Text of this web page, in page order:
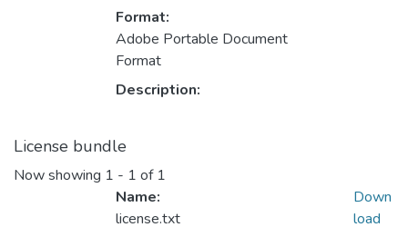
Format:
Adobe Portable Document
Format
Description:
License bundle
Now showing 1 - 1 of 1
Name:
license.txt
Down
load